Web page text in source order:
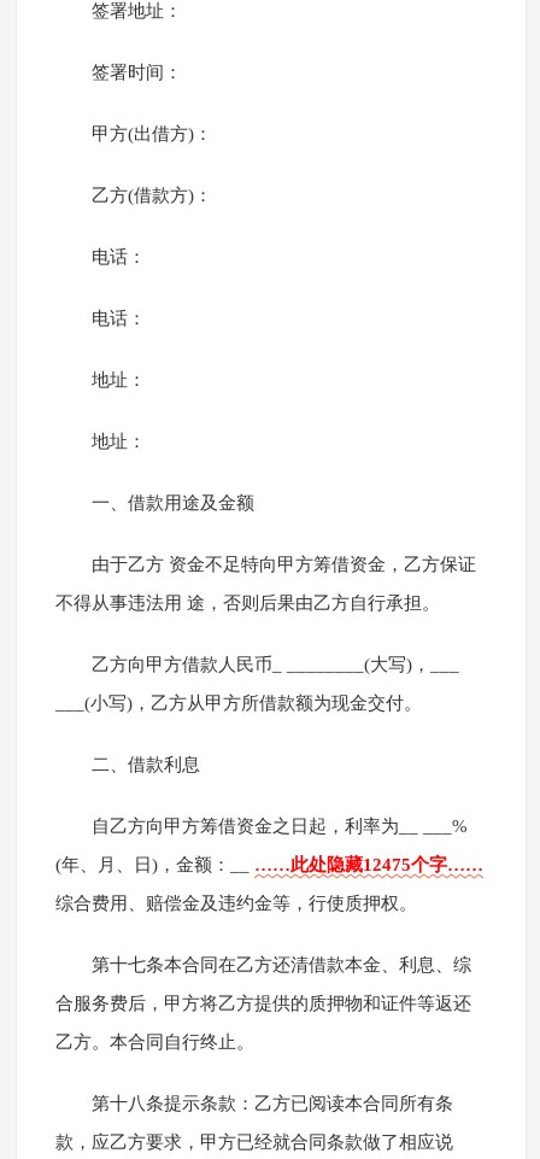
签署地址：
签署时间：
甲方(出借方)：
乙方(借款方)：
电话：
电话：
地址：
地址：
一、借款用途及金额
由于乙方 资金不足特向甲方筹借资金，乙方保证
不得从事违法用 途，否则后果由乙方自行承担。
乙方向甲方借款人民币_ ________(大写)，___
___(小写)，乙方从甲方所借款额为现金交付。
二、借款利息
自乙方向甲方筹借资金之日起，利率为__ ___%
(年、月、日)，金额：__ ……此处隐藏12475个字……
综合费用、赔偿金及违约金等，行使质押权。
第十七条本合同在乙方还清借款本金、利息、综
合服务费后，甲方将乙方提供的质押物和证件等返还
乙方。本合同自行终止。
第十八条提示条款：乙方已阅读本合同所有条
款，应乙方要求，甲方已经就合同条款做了相应说